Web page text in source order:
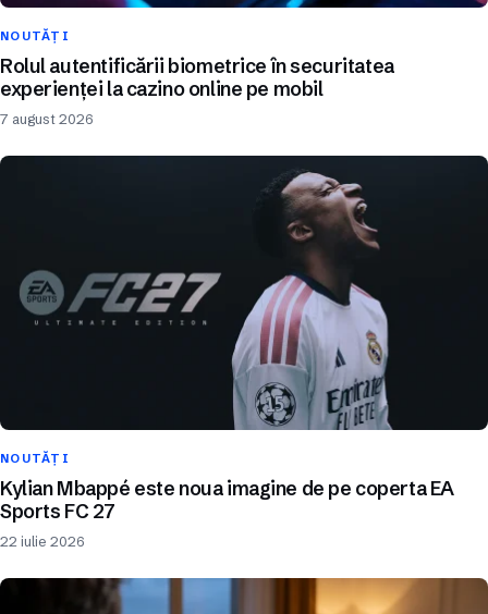
NOUTĂȚI
Rolul autentificării biometrice în securitatea
experienței la cazino online pe mobil
7 august 2026
NOUTĂȚI
Kylian Mbappé este noua imagine de pe coperta EA
Sports FC 27
22 iulie 2026